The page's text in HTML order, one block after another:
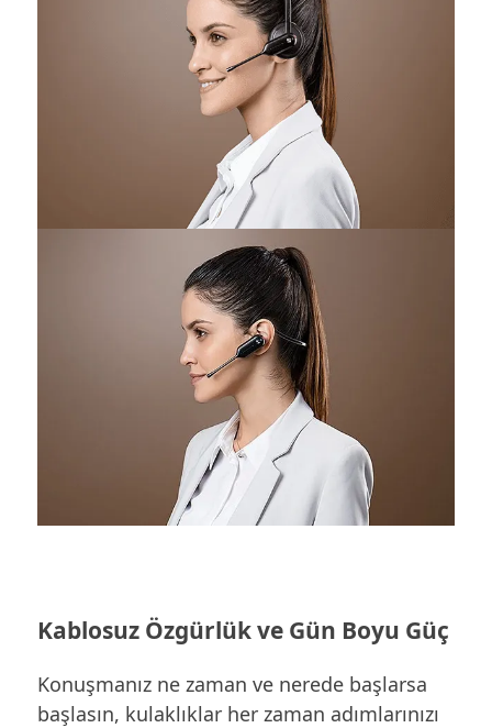
Kablosuz Özgürlük ve Gün Boyu Güç
Konuşmanız ne zaman ve nerede başlarsa
başlasın, kulaklıklar her zaman adımlarınızı